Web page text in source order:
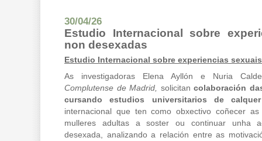
30/04/26
Estudio Internacional sobre
non desexadas
Estudio Internacional sobre experiencias
As investigadoras Elena Ayllón e Nuria
Complutense de Madrid,
solicitan colaboración
cursando estudios universitarios de
internacional que ten como obxectivo coñecer
mulleres adultas a soster ou continuar unha
desexada, analizando a relación entre as